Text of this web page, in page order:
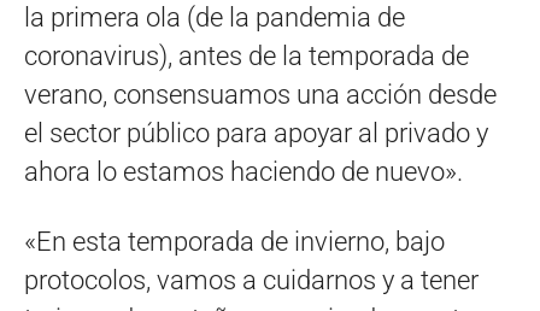
la primera ola (de la pandemia de
coronavirus), antes de la temporada de
verano, consensuamos una acción desde
el sector público para apoyar al privado y
ahora lo estamos haciendo de nuevo».
«En esta temporada de invierno, bajo
protocolos, vamos a cuidarnos y a tener